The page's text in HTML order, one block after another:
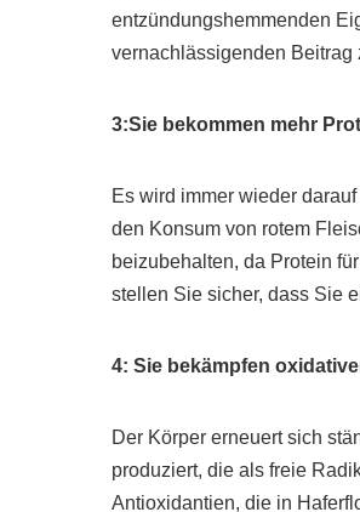
entzündungshemmenden
vernachlässigenden Beitrag
3:Sie bekommen mehr
Es wird immer wieder
den Konsum von rotem
beizubehalten, da Protein
stellen Sie sicher, dass Sie
4: Sie bekämpfen
Der Körper erneuert sich
produziert, die als freie
Antioxidantien, die in